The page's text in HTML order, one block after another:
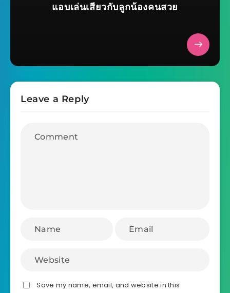
แอบเล่นเสียวกับลูกน้องคนสวย
Leave a Reply
Save my name, email, and website in this